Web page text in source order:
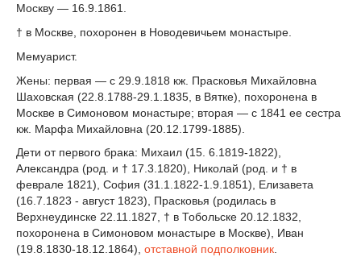
Москву — 16.9.1861.
† в Москве, похоронен в Новодевичьем монастыре.
Мемуарист.
Жены: первая — с 29.9.1818 кж. Прасковья Михайловна
Шаховская (22.8.1788-29.1.1835, в Вятке), похоронена в
Москве в Симоновом монастыре; вторая — с 1841 ее сестра
кж. Марфа Михайловна (20.12.1799-1885).
Дети от первого брака: Михаил (15. 6.1819-1822),
Александра (род. и † 17.3.1820), Николай (род. и † в
феврале 1821), София (31.1.1822-1.9.1851), Елизавета
(16.7.1823 - август 1823), Прасковья (родилась в
Верхнеудинске 22.11.1827, † в Тобольске 20.12.1832,
похоронена в Симоновом монастыре в Москве), Иван
(19.8.1830-18.12.1864), отставной подполковник.